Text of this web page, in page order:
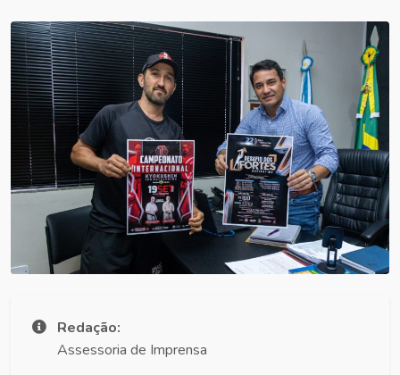
Redação:
Assessoria de Imprensa